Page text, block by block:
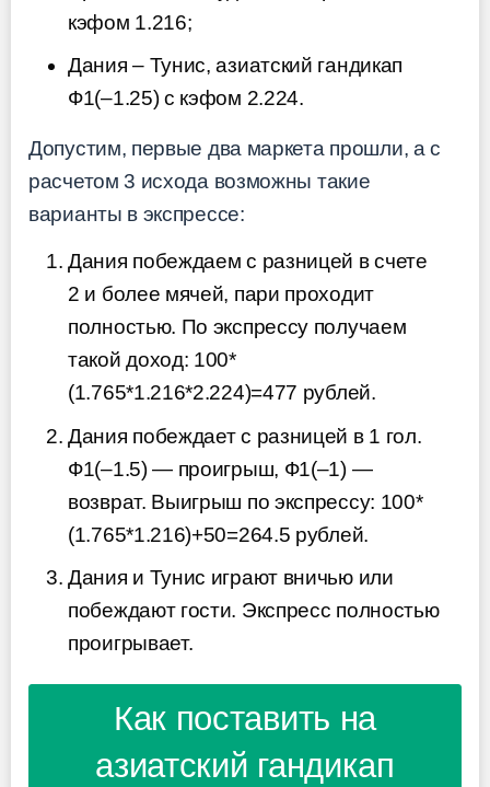
кэфом 1.216;
Дания – Тунис, азиатский гандикап
Ф1(–1.25) с кэфом 2.224.
Допустим, первые два маркета прошли, а с
расчетом 3 исхода возможны такие
варианты в экспрессе:
Дания побеждаем с разницей в счете
2 и более мячей, пари проходит
полностью. По экспрессу получаем
такой доход: 100*
(1.765*1.216*2.224)=477 рублей.
Дания побеждает с разницей в 1 гол.
Ф1(–1.5) — проигрыш, Ф1(–1) —
возврат. Выигрыш по экспрессу: 100*
(1.765*1.216)+50=264.5 рублей.
Дания и Тунис играют вничью или
побеждают гости. Экспресс полностью
проигрывает.
Как поставить на
азиатский гандикап